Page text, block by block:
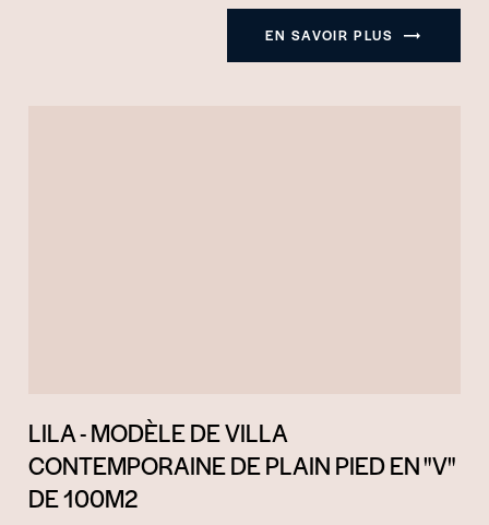
EN SAVOIR PLUS
LILA - MODÈLE DE VILLA
CONTEMPORAINE DE PLAIN PIED EN "V"
DE 100M2